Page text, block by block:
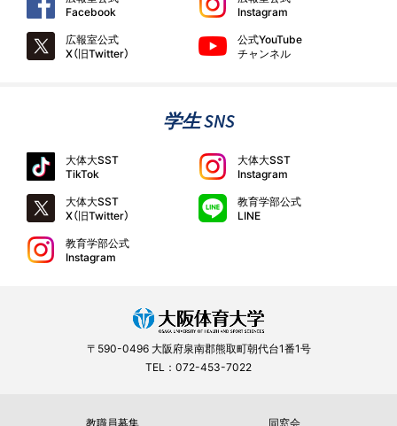
Facebook
Instagram
広報室公式
X（旧Twitter）
公式YouTube
チャンネル
学生 SNS
大体大SST
TikTok
大体大SST
Instagram
大体大SST
X（旧Twitter）
教育学部公式
LINE
教育学部公式
Instagram
〒590-0496 大阪府泉南郡熊取町朝代台1番1号
TEL：072-453-7022
教職員募集 同窓会